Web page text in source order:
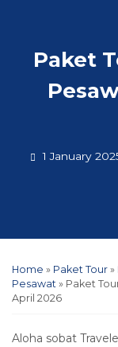
Paket
1 January
Home » Paket Tour »
Pesawat » Paket
April 2026
Aloha sobat